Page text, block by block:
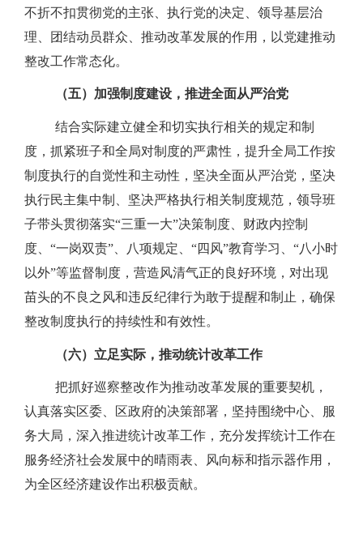
不折不扣贯彻党的主张、执行党的决定、领导基层治
理、团结动员群众、推动改革发展的作用，以党建推动
整改工作常态化。
（五）加强制度建设，推进全面从严治党
结合实际建立健全和切实执行相关的规定和制
度，抓紧班子和全局对制度的严肃性，提升全局工作按
制度执行的自觉性和主动性，坚决全面从严治党，坚决
执行民主集中制、坚决严格执行相关制度规范，领导班
子带头贯彻落实“三重一大”决策制度、财政内控制
度、“一岗双责”、八项规定、“四风”教育学习、“八小时
以外”等监督制度，营造风清气正的良好环境，对出现
苗头的不良之风和违反纪律行为敢于提醒和制止，确保
整改制度执行的持续性和有效性。
（六）立足实际，推动统计改革工作
把抓好巡察整改作为推动改革发展的重要契机，
认真落实区委、区政府的决策部署，坚持围绕中心、服
务大局，深入推进统计改革工作，充分发挥统计工作在
服务经济社会发展中的晴雨表、风向标和指示器作用，
为全区经济建设作出积极贡献。